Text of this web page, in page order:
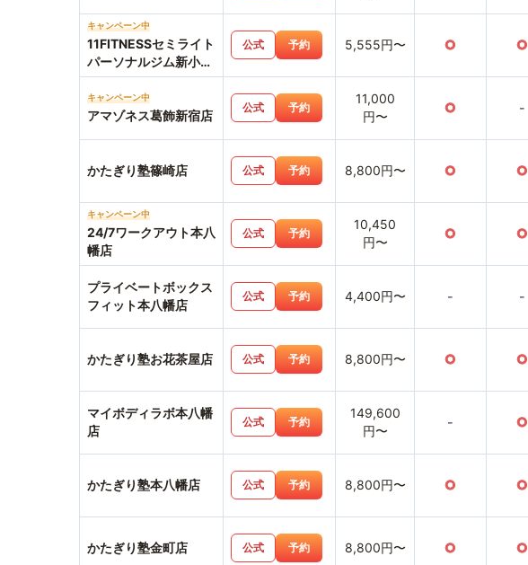
キャンペーン中
11FITNESSセミライト
パーソナルジム新小岩
店
公式 予約 5,555円〜 ○ ○
キャンペーン中
アマゾネス葛飾新宿店
公式 予約
11,000
円〜
○ -
かたぎり塾篠崎店 公式 予約 8,800円〜 ○ ○
キャンペーン中
24/7ワークアウト本八
幡店
公式 予約
10,450
円〜
○ ○
プライベートボックス
フィット本八幡店
公式 予約 4,400円〜 - -
かたぎり塾お花茶屋店 公式 予約 8,800円〜 ○ ○
マイボディラボ本八幡
店
公式 予約
149,600
円〜
- ○
かたぎり塾本八幡店 公式 予約 8,800円〜 ○ ○
かたぎり塾金町店 公式 予約 8,800円〜 ○ ○